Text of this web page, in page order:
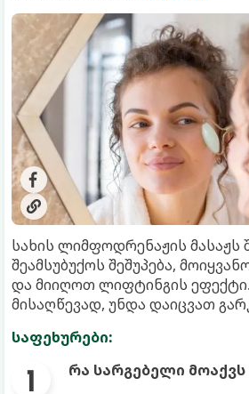
სახის ლიმფოდრენაჟის მასაჟს
შეამსუბუქოს შეშუპება,
და მიიღოთ ლიფტინგის
მისაღწევად, უნდა დაიცვათ
საფეხურები:
რა სარგებელი მოაქვს